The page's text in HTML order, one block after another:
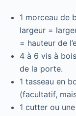
1 morceau de
largeur =
= hauteur de
4 à 6 vis à
de la porte.
1 tasseau en
(facultatif,
1 cutter ou